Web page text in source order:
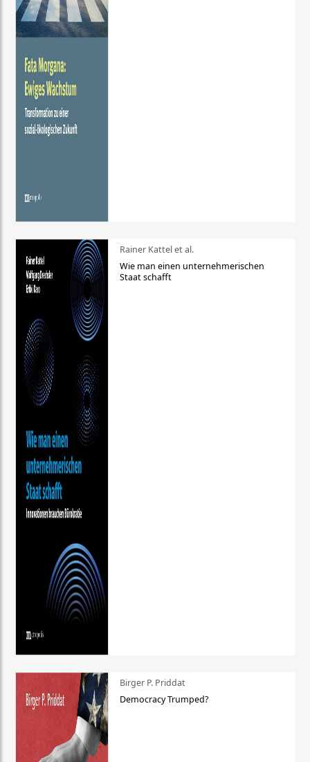
Rainer Kattel et al.
Wie man einen unternehmerischen
Staat schafft
Birger P. Priddat
Democracy Trumped?